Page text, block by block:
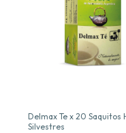
Delmax Te x 20 Saquitos
Silvestres